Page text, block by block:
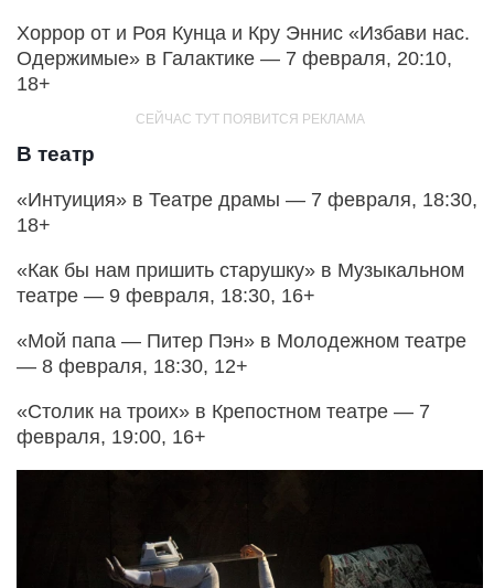
Хоррор от и Роя Кунца и Кру Эннис «Избави нас.
Одержимые» в Галактике — 7 февраля, 20:10,
18+
В театр
«Интуиция» в Театре драмы — 7 февраля, 18:30,
18+
«Как бы нам пришить старушку» в Музыкальном
театре — 9 февраля, 18:30, 16+
«Мой папа — Питер Пэн» в Молодежном театре
— 8 февраля, 18:30, 12+
«Столик на троих» в Крепостном театре — 7
февраля, 19:00, 16+